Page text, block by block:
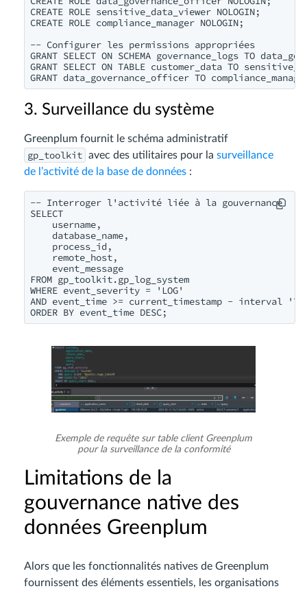
CREATE ROLE sensitive_data_viewer NOLOGIN;
CREATE ROLE compliance_manager NOLOGIN;
-- Configurer les permissions appropriées
GRANT SELECT ON SCHEMA governance_logs TO
GRANT SELECT ON TABLE customer_data TO
GRANT data_governance_officer TO
3. Surveillance du système
Greenplum fournit le schéma administratif
gp_toolkit avec des utilitaires pour la surveillance
de l’activité de la base de données :
-- Interroger l'activité liée à la gouvernance
SELECT
    username,
    database_name,
    process_id,
    remote_host,
    event_message
FROM gp_toolkit.gp_log_system
WHERE event_severity = 'LOG'
AND event_time >= current_timestamp - interval '7
ORDER BY event_time DESC;
Exemple de requête sur table client Greenplum
pour la surveillance de la conformité
Limitations de la
gouvernance native des
données Greenplum
Alors que les fonctionnalités natives de Greenplum
fournissent des éléments essentiels, les organisations